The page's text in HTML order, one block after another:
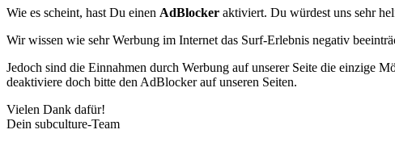
Wie es scheint, hast Du einen AdBlocker aktiviert. Du würdest uns sehr
Wir wissen wie sehr Werbung im Internet das Surf-Erlebnis negativ
Jedoch sind die Einnahmen durch Werbung auf unserer Seite die einzige
deaktiviere doch bitte den AdBlocker auf unseren Seiten.
Vielen Dank dafür!
Dein subculture-Team